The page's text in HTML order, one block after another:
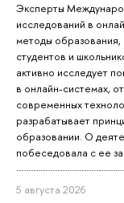
Эксперты
исследований в
методы
студентов и
активно исследует
в онлайн-системах,
современных
разрабатывает
образовании. О
побеседовала с ее
5 августа 2026